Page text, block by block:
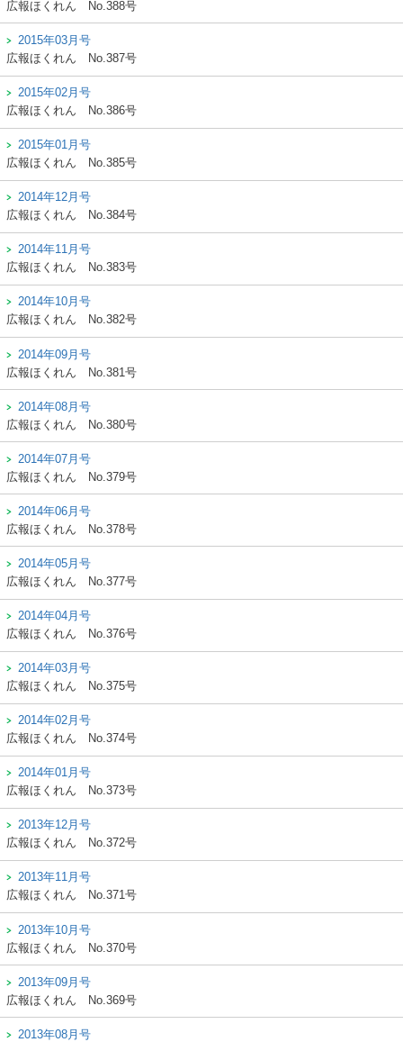
広報ほくれん No.388号
2015年03月号
広報ほくれん
No.387号
2015年02月号
広報ほくれん
No.386号
2015年01月号
広報ほくれん
No.385号
2014年12月号
広報ほくれん
No.384号
2014年11月号
広報ほくれん
No.383号
2014年10月号
広報ほくれん
No.382号
2014年09月号
広報ほくれん
No.381号
2014年08月号
広報ほくれん
No.380号
2014年07月号
広報ほくれん
No.379号
2014年06月号
広報ほくれん
No.378号
2014年05月号
広報ほくれん
No.377号
2014年04月号
広報ほくれん
No.376号
2014年03月号
広報ほくれん
No.375号
2014年02月号
広報ほくれん
No.374号
2014年01月号
広報ほくれん
No.373号
2013年12月号
広報ほくれん
No.372号
2013年11月号
広報ほくれん
No.371号
2013年10月号
広報ほくれん
No.370号
2013年09月号
広報ほくれん
No.369号
2013年08月号